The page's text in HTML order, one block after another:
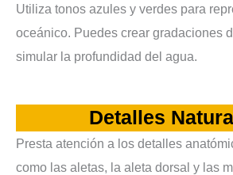
Utiliza tonos azules y verdes para
oceánico. Puedes crear gradaciones
simular la profundidad del agua.
Detalles
Presta atención a los detalles
como las aletas, la aleta dorsal y las